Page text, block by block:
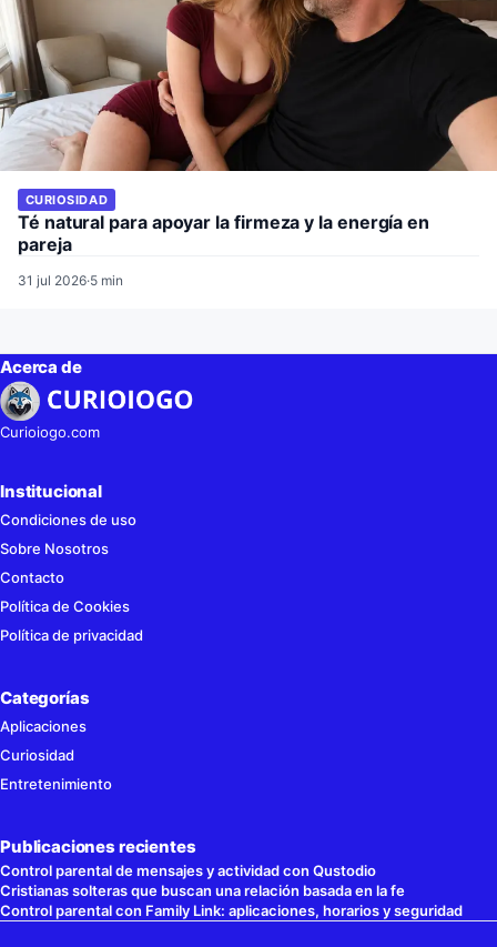
CURIOSIDAD
Té natural para apoyar la firmeza y la energía en
pareja
31 jul 2026·5 min
Acerca de
Curioiogo.com
Institucional
Condiciones de uso
Sobre Nosotros
Contacto
Política de Cookies
Política de privacidad
Categorías
Aplicaciones
Curiosidad
Entretenimiento
Publicaciones recientes
Control parental de mensajes y actividad con Qustodio
Cristianas solteras que buscan una relación basada en la fe
Control parental con Family Link: aplicaciones, horarios y seguridad